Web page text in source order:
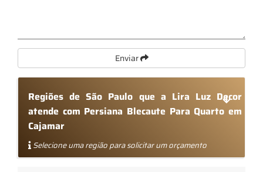
Enviar
Regiões de São Paulo que a Lira Luz Decor
atende com Persiana Blecaute Para Quarto em
Cajamar
Selecione uma região para solicitar um orçamento